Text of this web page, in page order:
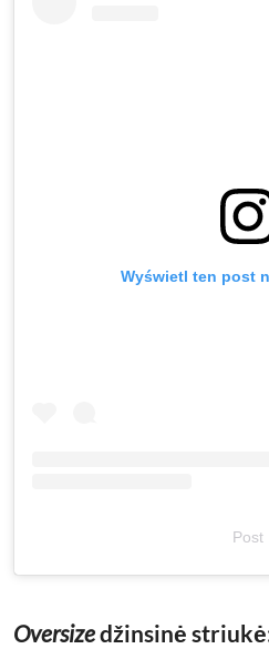
Wyświetl ten post
Post
Oversizedžinsinė striukė